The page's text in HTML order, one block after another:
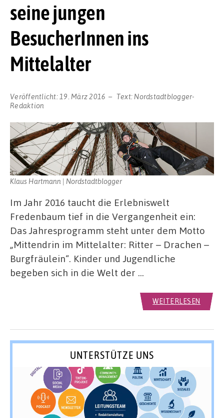
seine jungen
BesucherInnen ins
Mittelalter
Veröffentlicht: 19. März 2016 Text: Nordstadtblogger-
Redaktion
Klaus Hartmann | Nordstadtblogger
Im Jahr 2016 taucht die Erlebniswelt
Fredenbaum tief in die Vergangenheit ein:
Das Jahresprogramm steht unter dem Motto
„Mittendrin im Mittelalter: Ritter – Drachen –
Burgfräulein“. Kinder und Jugendliche
begeben sich in die Welt der …
WEITERLESEN
UNTERSTÜTZE UNS